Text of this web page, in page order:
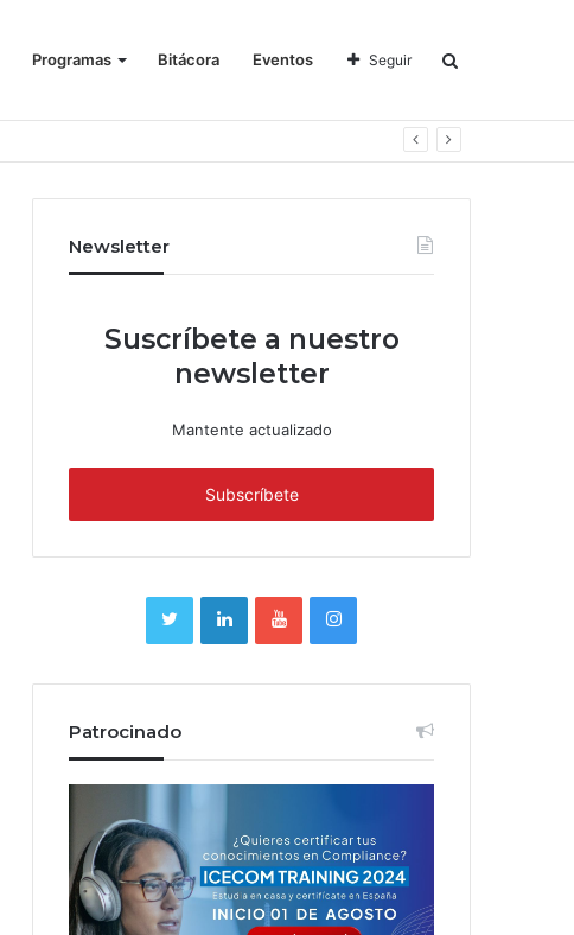
Programas Bitácora Eventos Seguir
Newsletter
Suscríbete a nuestro
newsletter
Mantente actualizado
Patrocinado